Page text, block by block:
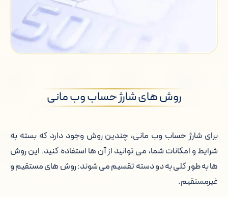
روش های شارژ حساب وب مانی
برای شارژ حساب وب مانی، چندین روش وجود دارد که بسته به
شرایط و امکانات شما، می توانید از آن ها استفاده کنید. این روش
ها به طور کلی به دو دسته تقسیم می شوند: روش های مستقیم و
غیرمستقیم.